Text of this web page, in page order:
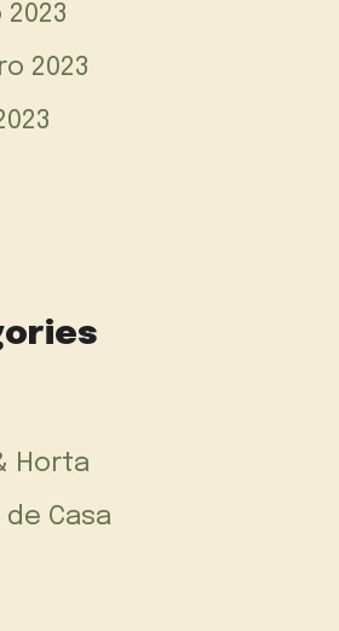
2023
Horta
de Casa